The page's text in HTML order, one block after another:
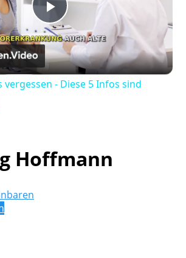
Play
Video
vergessen - Diese 5 Infos sind
Hoffmann